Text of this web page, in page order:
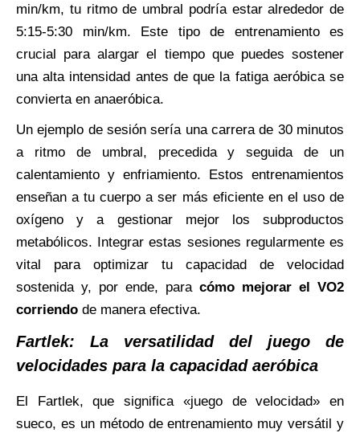
min/km, tu ritmo de umbral podría estar alrededor de
5:15-5:30 min/km. Este tipo de entrenamiento es
crucial para alargar el tiempo que puedes sostener
una alta intensidad antes de que la fatiga aeróbica se
convierta en anaeróbica.
Un ejemplo de sesión sería una carrera de 30 minutos
a ritmo de umbral, precedida y seguida de un
calentamiento y enfriamiento. Estos entrenamientos
enseñan a tu cuerpo a ser más eficiente en el uso de
oxígeno y a gestionar mejor los subproductos
metabólicos. Integrar estas sesiones regularmente es
vital para optimizar tu capacidad de velocidad
sostenida y, por ende, para cómo mejorar el VO2
corriendo de manera efectiva.
Fartlek: La versatilidad del juego de
velocidades para la capacidad aeróbica
El Fartlek, que significa «juego de velocidad» en
sueco, es un método de entrenamiento muy versátil y